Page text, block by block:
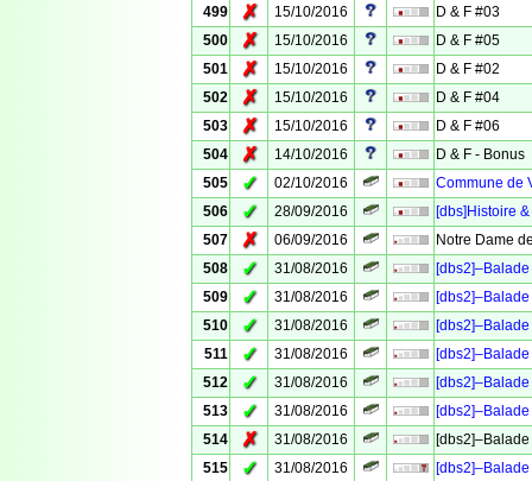
499
✗ 15/10/2016
D & F #03
500
✗ 15/10/2016
D & F #05
501
✗ 15/10/2016
D & F #02
502
✗ 15/10/2016
D & F #04
503
✗ 15/10/2016
D & F #06
504
✗ 14/10/2016
D & F - Bonus
505
✓ 02/10/2016
Commune de
506
✓ 28/09/2016
[dbs]Histoire
507
✗ 06/09/2016
Notre Dame
508
✓ 31/08/2016
509
✓ 31/08/2016
510
✓ 31/08/2016
511
✓ 31/08/2016
512
✓ 31/08/2016
513
✓ 31/08/2016
514
✗ 31/08/2016
515
✓ 31/08/2016